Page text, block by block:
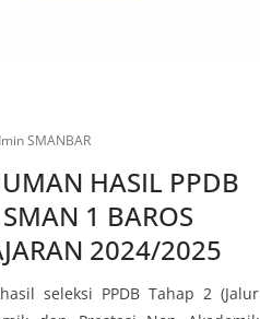
SMANBAR
HASIL PPDB
1 BAROS
2024/2025
seleksi PPDB Tahap 2 (Jalur